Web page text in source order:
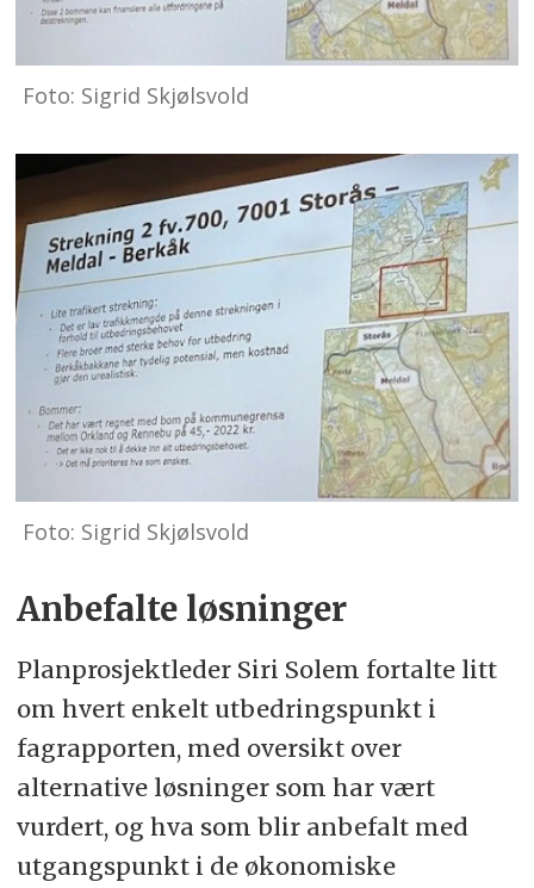
Foto: Sigrid Skjølsvold
Foto: Sigrid Skjølsvold
Anbefalte løsninger
Planprosjektleder Siri Solem fortalte litt
om hvert enkelt utbedringspunkt i
fagrapporten, med oversikt over
alternative løsninger som har vært
vurdert, og hva som blir anbefalt med
utgangspunkt i de økonomiske